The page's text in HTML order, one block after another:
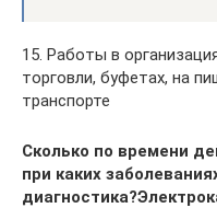
15. Работы в
торговли, буфетах, на
транспорте
Сколько по времени
при каких